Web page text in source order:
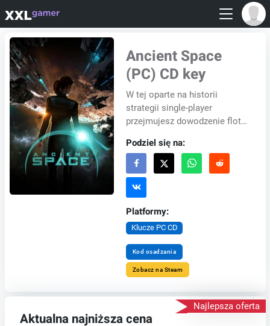
Ancient Space
(PC) CD key
W tej oparte na historii
strategii single-player
przejmujesz dowodzenie flotą,
badawczą do mapowania
nieodkrytego obszaru...
Podziel się na:
Platformy:
Klucze PC CD
Kod osadzania
Zobacz na Steam
Najlepsza oferta
Aktualna najniższa cena